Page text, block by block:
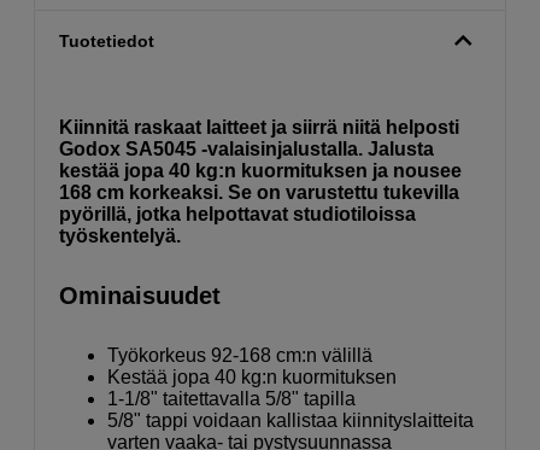
Tuotetiedot
Kiinnitä raskaat laitteet ja siirrä niitä helposti
Godox SA5045 -valaisinjalustalla. Jalusta
kestää jopa 40 kg:n kuormituksen ja nousee
168 cm korkeaksi. Se on varustettu tukevilla
pyörillä, jotka helpottavat studiotiloissa
työskentelyä.
Ominaisuudet
Työkorkeus 92-168 cm:n välillä
Kestää jopa 40 kg:n kuormituksen
1-1/8" taitettavalla 5/8" tapilla
5/8" tappi voidaan kallistaa kiinnityslaitteita
varten vaaka- tai pystysuunnassa